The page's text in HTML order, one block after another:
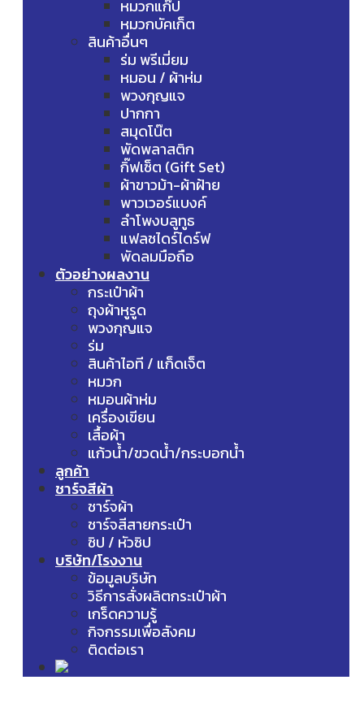
หมวกแก๊ป
หมวกบัคเก็ต
สินค้าอื่นๆ
ร่ม พรีเมี่ยม
หมอน / ผ้าห่ม
พวงกุญแจ
ปากกา
สมุดโน๊ต
พัดพลาสติก
กิ๊ฟเซ็ต (Gift Set)
ผ้าขาวม้า-ผ้าฝ้าย
พาวเวอร์แบงค์
ลำโพงบลูทูธ
แฟลชไดร์ไดร์ฟ
พัดลมมือถือ
ตัวอย่างผลงาน
กระเป๋าผ้า
ถุงผ้าหูรูด
พวงกุญแจ
ร่ม
สินค้าไอที / แก็ดเจ็ต
หมวก
หมอนผ้าห่ม
เครื่องเขียน
เสื้อผ้า
แก้วน้ำ/ขวดน้ำ/กระบอกน้ำ
ลูกค้า
ชาร์จสีผ้า
ชาร์จผ้า
ชาร์จสีสายกระเป๋า
ซิป / หัวซิป
บริษัท/โรงงาน
ข้อมูลบริษัท
วิธีการสั่งผลิตกระเป๋าผ้า
เกร็ดความรู้
กิจกรรมเพื่อสังคม
ติดต่อเรา